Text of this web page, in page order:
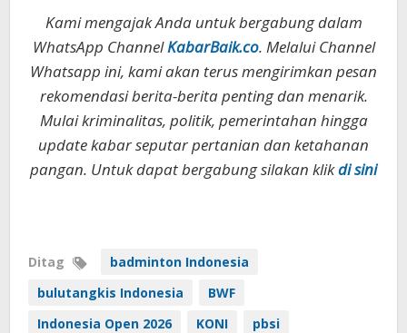
Kami mengajak Anda untuk bergabung dalam
WhatsApp ChannelKabarBaik.co. Melalui Channel
Whatsapp ini, kami akan terus mengirimkan pesan
rekomendasi berita-berita penting dan menarik.
Mulai kriminalitas, politik, pemerintahan hingga
update kabar seputar pertanian dan ketahanan
pangan. Untuk dapat bergabung silakan klikdi sini
Ditag
badminton Indonesia
bulutangkis Indonesia
BWF
Indonesia Open 2026
KONI
pbsi